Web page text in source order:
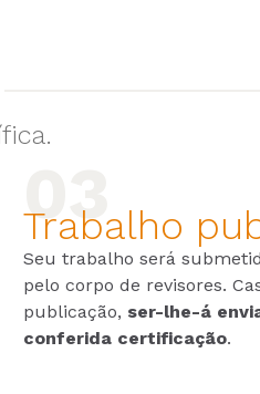
Trabalho
Seu trabalho será
pelo corpo de revisores.
publicação, ser-lhe-á
conferida certificação.